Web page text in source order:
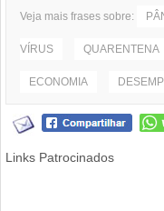
Veja mais frases sobre:
VÍRUS QUARENTENA
ECONOMIA
Links Patrocinados